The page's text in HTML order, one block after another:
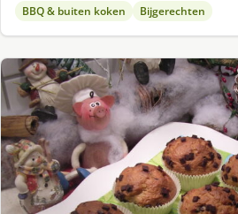
BBQ & buiten koken Bijgerechten